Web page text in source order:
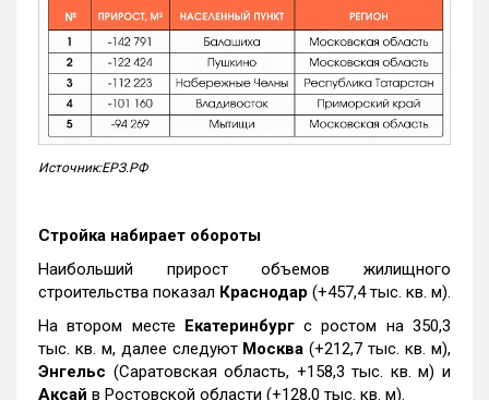
Источник:ЕРЗ.РФ
Стройка набирает обороты
Наибольший прирост объемов жилищного
строительства показал Краснодар (+457,4 тыс. кв. м).
На втором месте Екатеринбургс ростом на 350,3
тыс. кв. м, далее следуют Москва (+212,7 тыс. кв. м),
Энгельс (Саратовская область, +158,3 тыс. кв. м) и
Аксай в Ростовской области (+128,0 тыс. кв. м).